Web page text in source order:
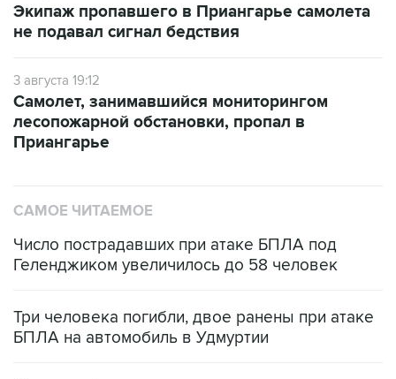
Экипаж пропавшего в Приангарье самолета
не подавал сигнал бедствия
3 августа 19:12
Самолет, занимавшийся мониторингом
лесопожарной обстановки, пропал в
Приангарье
САМОЕ ЧИТАЕМОЕ
Число пострадавших при атаке БПЛА под
Геленджиком увеличилось до 58 человек
Три человека погибли, двое ранены при атаке
БПЛА на автомобиль в Удмуртии